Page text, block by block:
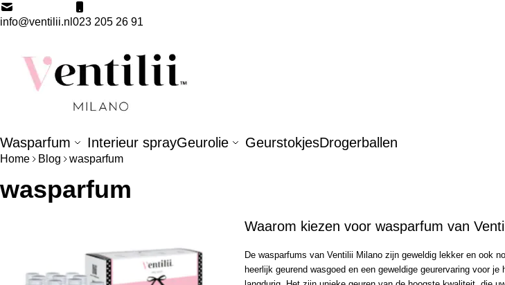
Ga naar de inhoud
info@ventilii.nl 023 205 26 91
Wasparfum Interieur sprayGeurolie GeurstokjesDrogerballen
Home Blog wasparfum
wasparfum
Waarom kiezen voor wasparfum van
De wasparfums van Ventilii Milano zijn geweldig lekker en
heerlijk geurend wasgoed en een geweldige geurervaring voor